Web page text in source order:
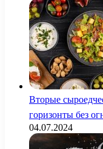
Вторые
горизонты без
04.07.2024